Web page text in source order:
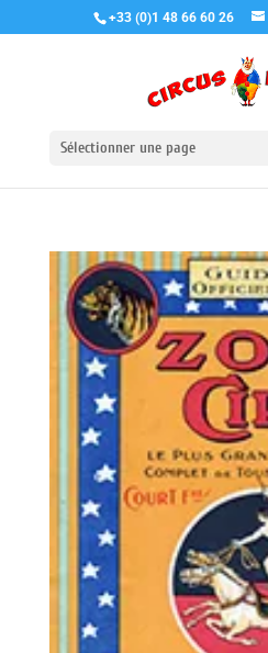
+33 (0)1 48 66 60 26
Sélectionner une page